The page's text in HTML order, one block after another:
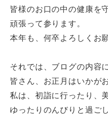
皆様のお口の中の健康を
頑張って参ります。
本年も、何卒よろしくお
それでは、ブログの内容
皆さん、お正月はいかが
私は、初詣に行ったり、
ゆったりのんびりと過ご